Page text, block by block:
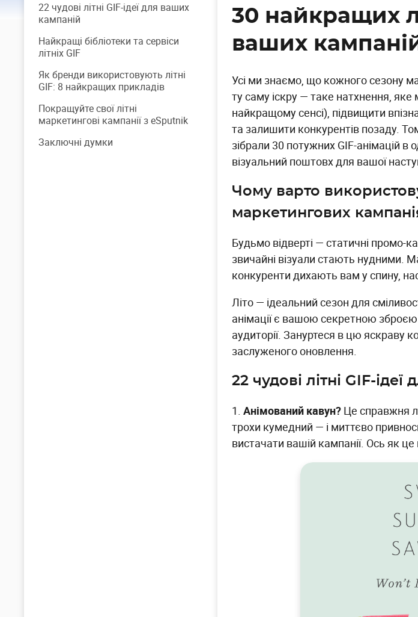
22 чудові літні GIF-ідеї для ваших
кампаній
Найкращі бібліотеки та сервіси
літніх GIF
Як бренди використовують літні
GIF: 8 найкращих прикладів
Покращуйте свої літні
маркетингові кампанії з eSputnik
Заключні думки
30 найкращих
ваших
Усі ми знаємо, що кожного сезону
ту саму іскру — таке натхнення,
найкращому сенсі), підвищити
та залишити конкурентів позаду.
зібрали 30 потужних GIF-анімацій в
візуальний поштовх для вашої
Чому варто
маркетингових
Будьмо відверті — статичні промо-
звичайні візуали стають нудними.
конкуренти дихають вам у спину,
Літо — ідеальний сезон для
анімації є вашою секретною
аудиторії. Зануртеся в цю яскраву
заслуженого оновлення.
22 чудові літні GIF-
1.Анімований кавун? Це справжня
трохи кумедний — і миттєво
вистачати вашій кампанії. Ось як